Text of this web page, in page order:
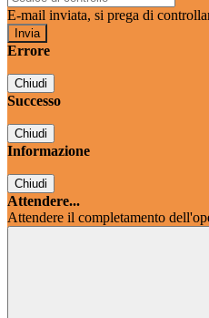
E-mail inviata, si prega di
Errore
Chiudi
Successo
Chiudi
Informazione
Chiudi
Attendere...
Attendere il completamento